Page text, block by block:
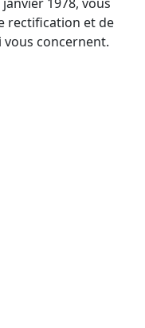
rectification et de
concernent.